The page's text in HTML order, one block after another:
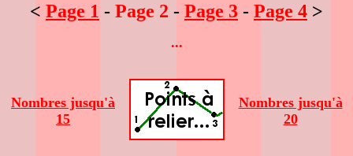
< Page 1 - Page 2 - Page 3 - Page 4 >
...
Nombres jusqu'à
15
Nombres jusqu'à
20